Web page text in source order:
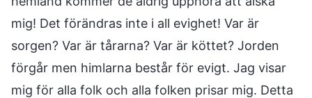
mig! Det förändras inte i all evighet! Var är
sorgen? Var är tårarna? Var är köttet? Jorden
förgår men himlarna består för evigt. Jag visar
mig för alla folk och alla folken prisar mig. Detta